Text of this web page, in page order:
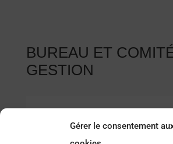
Gérer le consentement
BUREAU ET
GESTION
BICHON
Oniris – LABERCA